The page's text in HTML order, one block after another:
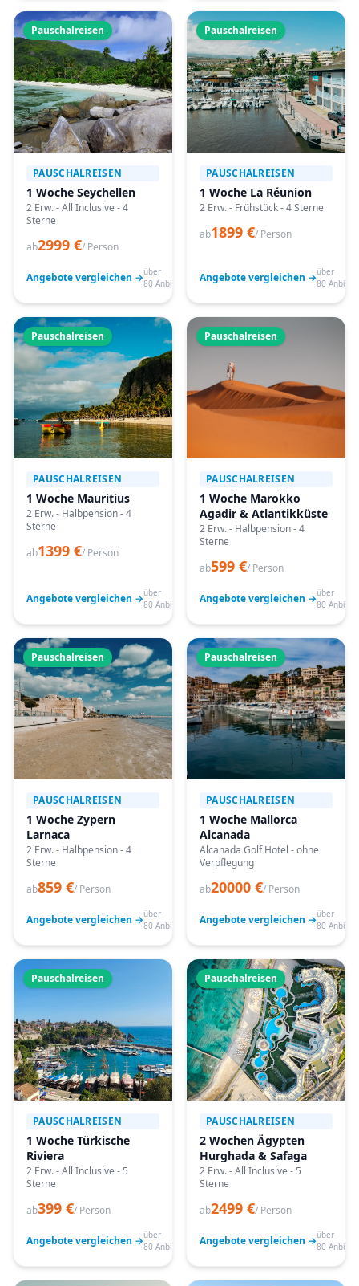
Pauschalreisen
PAUSCHALREISEN
1 Woche Seychellen
2 Erw. - All Inclusive - 4
Sterne
ab2999 €/ Person
Angebote vergleichen →über
80 Anbieter
Pauschalreisen
PAUSCHALREISEN
1 Woche La Réunion
2 Erw. - Frühstück - 4 Sterne
ab1899 €/ Person
Angebote vergleichen →über
80
Pauschalreisen
PAUSCHALREISEN
1 Woche Mauritius
2 Erw. - Halbpension - 4
Sterne
ab1399 €/ Person
Angebote vergleichen →über
80 Anbieter
Pauschalreisen
PAUSCHALREISEN
1 Woche Marokko
Agadir & Atlantikküste
2 Erw. - Halbpension - 4
Sterne
ab599 €/ Person
Angebote vergleichen →über
80
Pauschalreisen
PAUSCHALREISEN
1 Woche Zypern
Larnaca
2 Erw. - Halbpension - 4
Sterne
ab859 €/ Person
Angebote vergleichen →über
80 Anbieter
Pauschalreisen
PAUSCHALREISEN
1 Woche Mallorca
Alcanada
Alcanada Golf Hotel - ohne
Verpflegung
ab20000 €/ Person
Angebote vergleichen →über
80
Pauschalreisen
PAUSCHALREISEN
1 Woche Türkische
Riviera
2 Erw. - All Inclusive - 5
Sterne
ab399 €/ Person
Angebote vergleichen →über
80 Anbieter
Pauschalreisen
PAUSCHALREISEN
2 Wochen Ägypten
Hurghada & Safaga
2 Erw. - All Inclusive - 5
Sterne
ab2499 €/ Person
Angebote vergleichen →über
80